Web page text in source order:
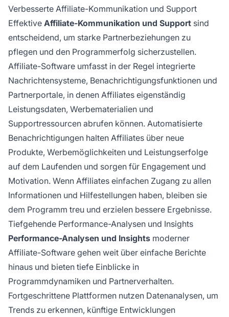
Verbesserte Affiliate-Kommunikation und Support
Effektive Affiliate-Kommunikation und Support sind
entscheidend, um starke Partnerbeziehungen zu
pflegen und den Programmerfolg sicherzustellen.
Affiliate-Software umfasst in der Regel integrierte
Nachrichtensysteme, Benachrichtigungsfunktionen und
Partnerportale, in denen Affiliates eigenständig
Leistungsdaten, Werbematerialien und
Supportressourcen abrufen können. Automatisierte
Benachrichtigungen halten Affiliates über neue
Produkte, Werbemöglichkeiten und Leistungserfolge
auf dem Laufenden und sorgen für Engagement und
Motivation. Wenn Affiliates einfachen Zugang zu allen
Informationen und Hilfestellungen haben, bleiben sie
dem Programm treu und erzielen bessere Ergebnisse.
Tiefgehende Performance-Analysen und Insights
Performance-Analysen und Insights moderner
Affiliate-Software gehen weit über einfache Berichte
hinaus und bieten tiefe Einblicke in
Programmdynamiken und Partnerverhalten.
Fortgeschrittene Plattformen nutzen Datenanalysen, um
Trends zu erkennen, künftige Entwicklungen